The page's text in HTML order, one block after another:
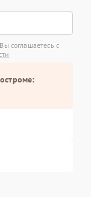
соглашаетесь с